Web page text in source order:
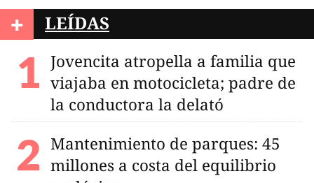
+ LEÍDAS
Jovencita atropella a familia que
viajaba en motocicleta; padre de
la conductora la delató
Mantenimiento de parques: 45
millones a costa del equilibrio